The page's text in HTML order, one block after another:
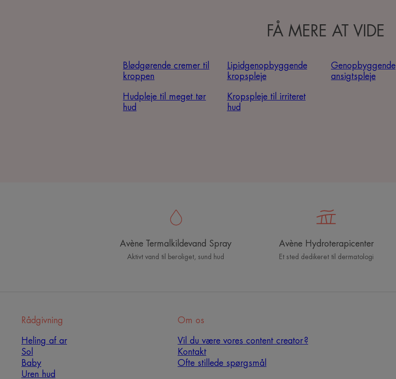
FÅ MERE AT VIDE
Blødgørende cremer til
kroppen
Lipidgenopbyggende
kropspleje
Genopbyggende
ansigtspleje
Hudpleje til meget tør
hud
Kropspleje til irriteret
hud
Avène Termalkildevand Spray
Aktivt vand til beroliget, sund hud
Avène Hydroterapicenter
Et sted dedikeret til dermatologi
Rådgivning
Heling af ar
Sol
Baby
Uren hud
Om os
Vil du være vores content creator ?
Kontakt
Ofte stillede spørgsmål